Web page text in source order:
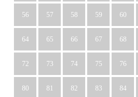
56 57 58 59 60
64 65 66 67 68
72 73 74 75 76
80 81 82 83 84